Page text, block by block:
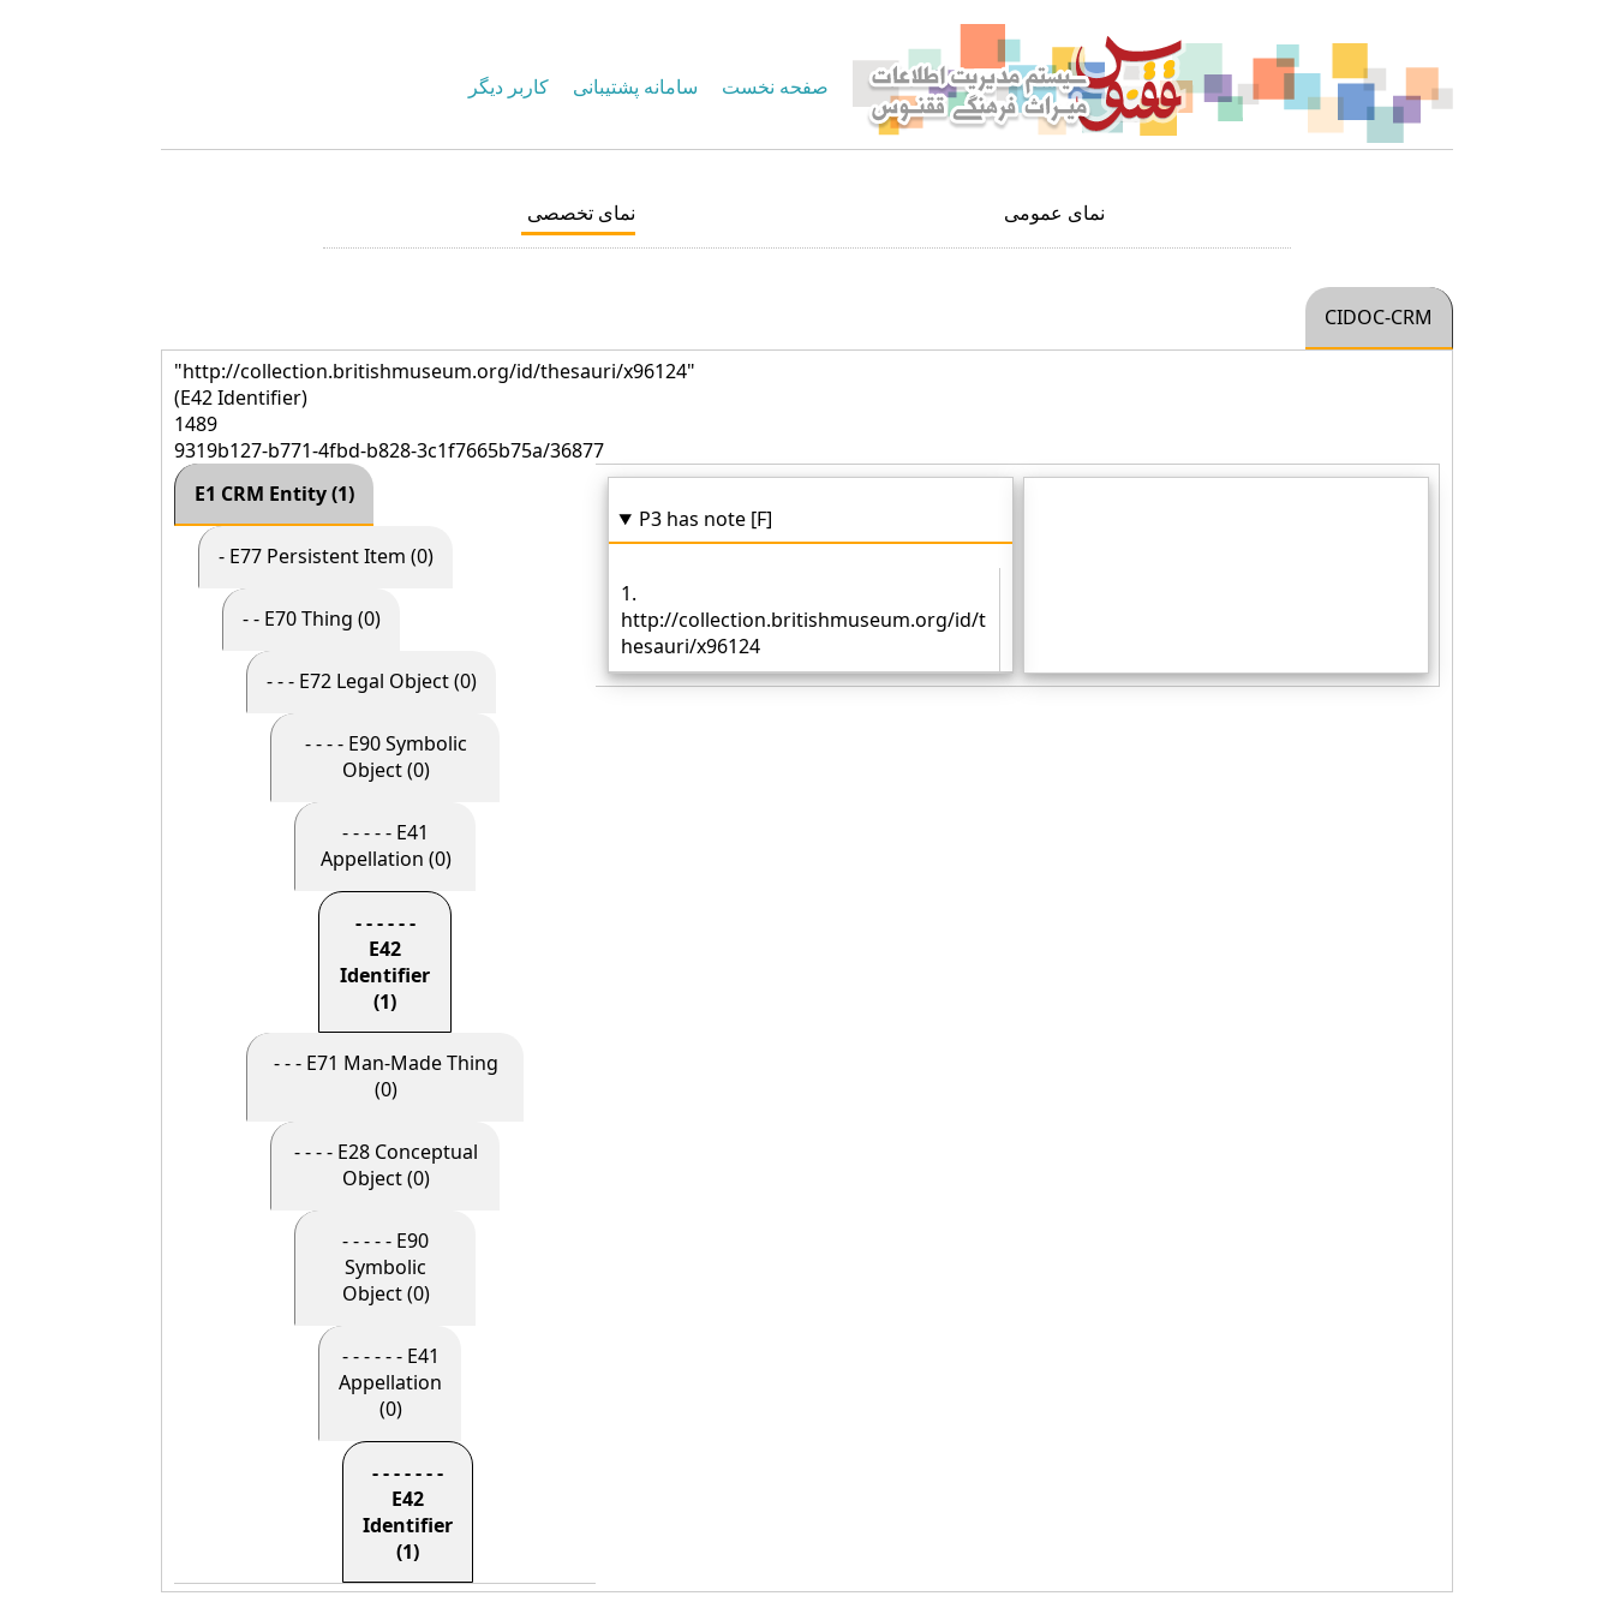
صفحه نخست سامانه پشتیبانی کاربر دیگر
نمای عمومی نمای تخصصی
CIDOC-CRM
"http://collection.britishmuseum.org/id/thesauri/x96124"
(E42 Identifier)
1489
9319b127-b771-4fbd-b828-3c1f7665b75a/36877
E1 CRM Entity (1)
- E77 Persistent Item (0)
- - E70 Thing (0)
- - - E72 Legal Object (0)
- - - - E90 Symbolic
Object (0)
- - - - - E41
Appellation (0)
- - - - - -
E42
Identifier
(1)
- - - E71 Man-Made Thing
(0)
- - - - E28 Conceptual
Object (0)
- - - - - E90
Symbolic
Object (0)
- - - - - - E41
Appellation
(0)
- - - - - - -
E42
Identifier
(1)
P3 has note [F]
1.
http://collection.britishmuseum.org/id/t
hesauri/x96124